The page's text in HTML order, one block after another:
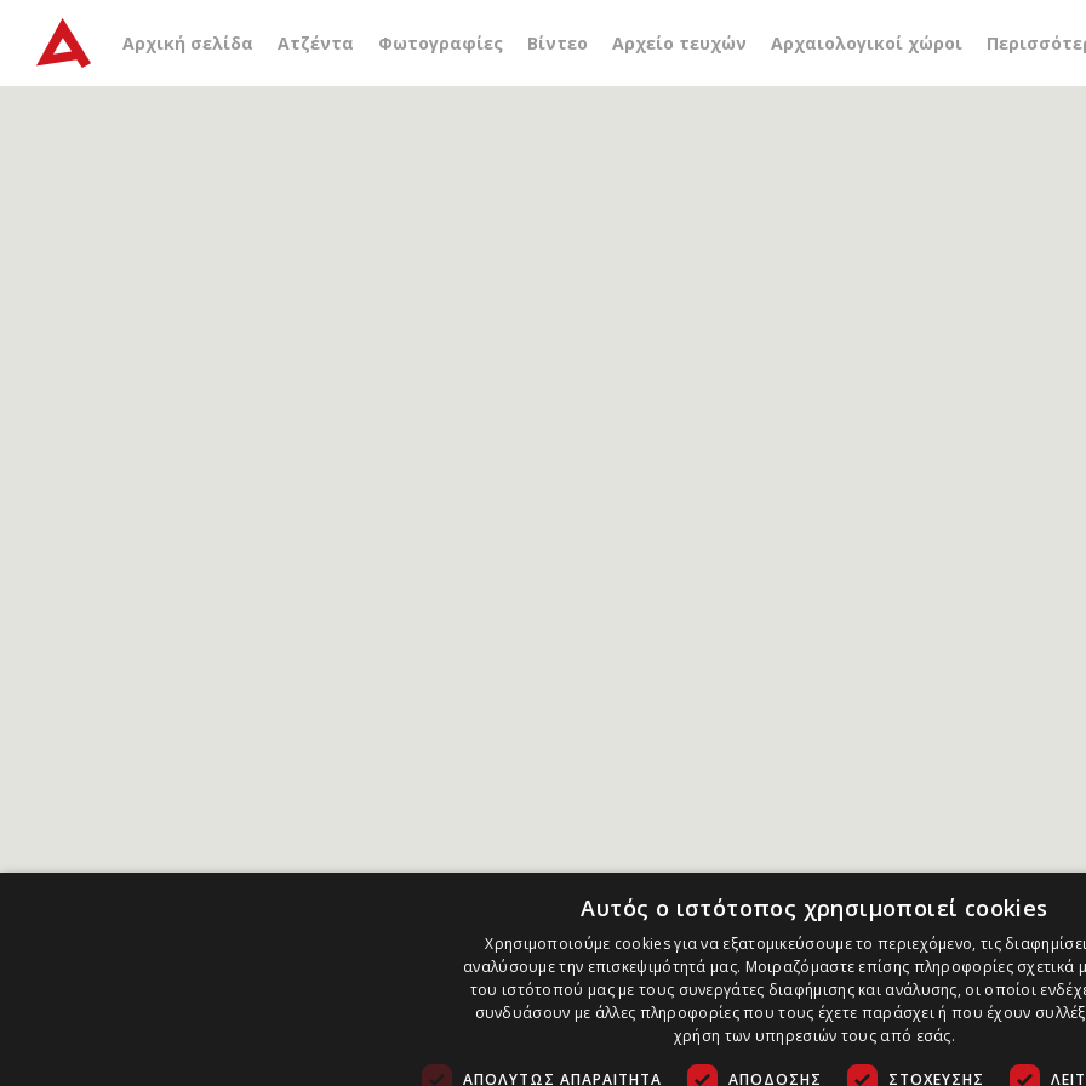
Αρχική σελίδα Ατζέντα Φωτογραφίες Βίντεο Αρχείο τευχών Αρχαιολογικοί χώροι
Αρχείο ετικέτας ενδοδαπέδια θέρμανση
Αυτός ο ιστότοπος χρησιμοποιεί cookies
Χρησιμοποιούμε cookies για να εξατομικεύσουμε το περιεχόμενο, τις
αναλύσουμε την επισκεψιμότητά μας. Μοιραζόμαστε επίσης πληροφορίες σχετικά
του ιστότοπού μας με τους συνεργάτες διαφήμισης και ανάλυσης, οι οποίοι
συνδυάσουν με άλλες πληροφορίες που τους έχετε παράσχει ή που έχουν
χρήση των υπηρεσιών τους από εσάς.
ΑΠΟΛΎΤΩΣ ΑΠΑΡΑΊΤΗΤΑ ΑΠΌΔΟΣΗΣ ΣΤΌΧΕΥΣΗΣ